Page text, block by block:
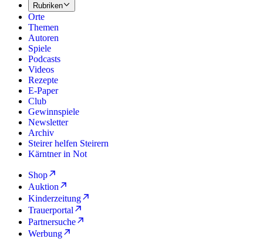
Rubriken
Orte
Themen
Autoren
Spiele
Podcasts
Videos
Rezepte
E-Paper
Club
Gewinnspiele
Newsletter
Archiv
Steirer helfen Steirern
Kärntner in Not
Shop
Auktion
Kinderzeitung
Trauerportal
Partnersuche
Werbung